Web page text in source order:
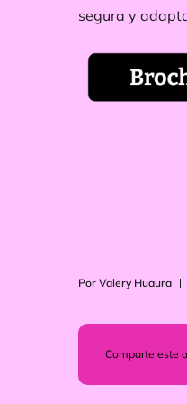
segura y
Por Valery Huaura
Comparte este